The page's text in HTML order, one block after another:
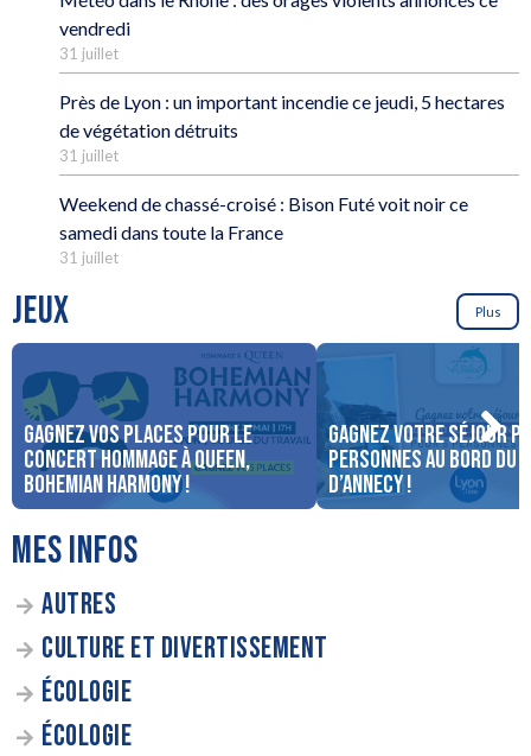
vendredi
31 juillet
Près de Lyon : un important incendie ce jeudi, 5 hectares
de végétation détruits
31 juillet
Weekend de chassé-croisé : Bison Futé voit noir ce
samedi dans toute la France
31 juillet
JEUX Plus
Gagnez vos places pour le
concert Hommage à Queen,
Bohemian Harmony !
Gagnez votre séjour
personnes au bord du
d’Annecy !
MES INFOS
AUTRES
CULTURE ET DIVERTISSEMENT
ÉCOLOGIE
ÉCOLOGIE